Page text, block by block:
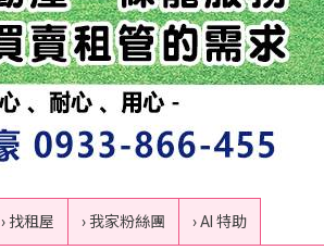
› 找租屋 › 我家粉絲團 › AI 特助